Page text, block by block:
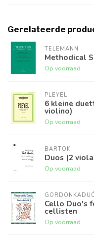
Gerelateerde
TELEMANN
Methodical
Op voorraad
PLEYEL
6 kleine
violino)
Op voorraad
BARTOK
Duos (2
Op voorraad
Cello Duo's
cellisten
Op voorraad